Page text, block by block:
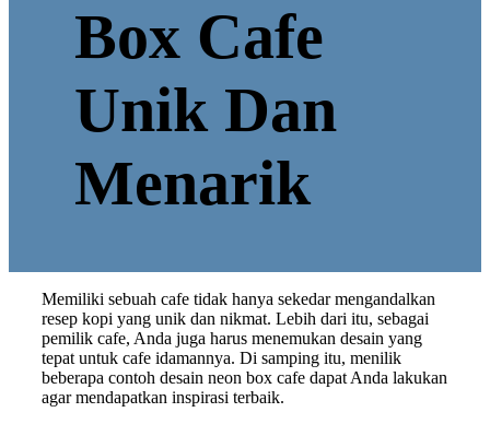
Box Cafe
Unik Dan
Menarik
Memiliki sebuah cafe tidak hanya sekedar mengandalkan
resep kopi yang unik dan nikmat. Lebih dari itu, sebagai
pemilik cafe, Anda juga harus menemukan desain yang
tepat untuk cafe idamannya. Di samping itu, menilik
beberapa contoh desain neon box cafe dapat Anda lakukan
agar mendapatkan inspirasi terbaik.